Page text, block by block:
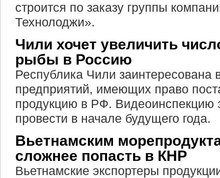
строится по заказу группы
Технолоджи».
Чили хочет увеличить
рыбы в Россию
Республика Чили заинтересована
предприятий, имеющих право
продукцию в РФ. Видеоинспекцию
провести в начале будущего года.
Вьетнамским
сложнее попасть в КНР
Вьетнамские экспортеры